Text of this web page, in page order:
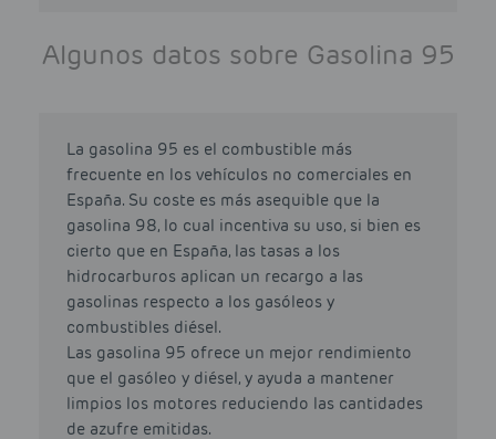
Algunos datos sobre Gasolina 95
La gasolina 95 es el combustible más
frecuente en los vehículos no comerciales en
España. Su coste es más asequible que la
gasolina 98, lo cual incentiva su uso, si bien es
cierto que en España, las tasas a los
hidrocarburos aplican un recargo a las
gasolinas respecto a los gasóleos y
combustibles diésel.
Las gasolina 95 ofrece un mejor rendimiento
que el gasóleo y diésel, y ayuda a mantener
limpios los motores reduciendo las cantidades
de azufre emitidas.